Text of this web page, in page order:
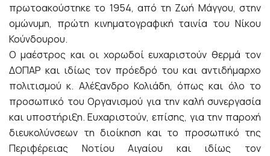
πρωτοακούστηκε το 1954, από τη Ζωή Μάγγου, στην
ομώνυμη, πρώτη κινηματογραφική ταινία του Νίκου
Κούνδουρου.
Ο μαέστρος και οι χορωδοί ευχαριστούν θερμά τον
ΔΟΠΑΡ και ιδίως τον πρόεδρό του και αντιδήμαρχο
πολιτισμού κ. Αλέξανδρο Κολιάδη, όπως και όλο το
προσωπικό του Οργανισμού για την καλή συνεργασία
και υποστήριξη. Ευχαριστούν, επίσης, για την παροχή
διευκολύνσεων τη διοίκηση και το προσωπικό της
Περιφέρειας Νοτίου Αιγαίου και ιδίως τον